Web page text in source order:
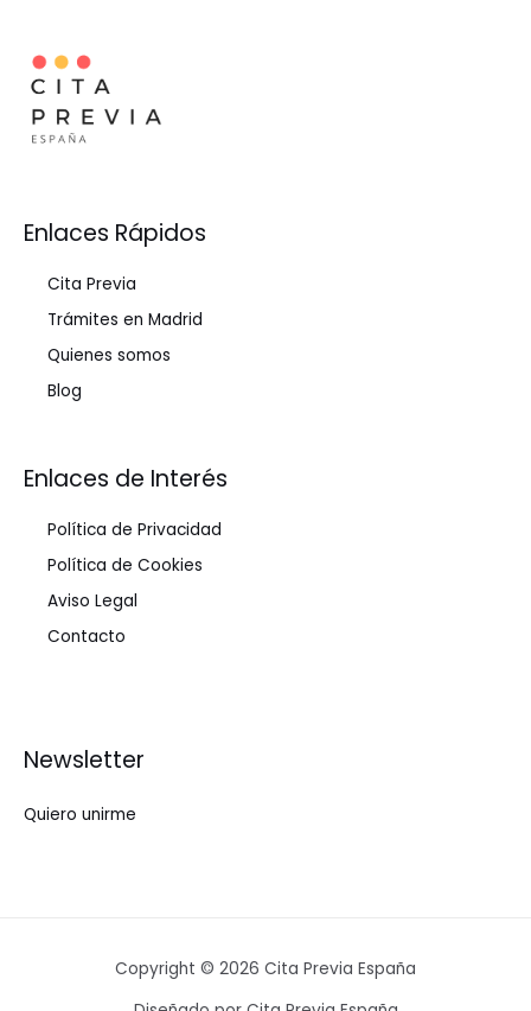
Enlaces Rápidos
Cita Previa
Trámites en Madrid
Quienes somos
Blog
Enlaces de Interés
Política de Privacidad
Política de Cookies
Aviso Legal
Contacto
Newsletter
Quiero unirme
Copyright © 2026 Cita Previa España